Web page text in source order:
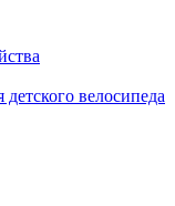
велосипеда